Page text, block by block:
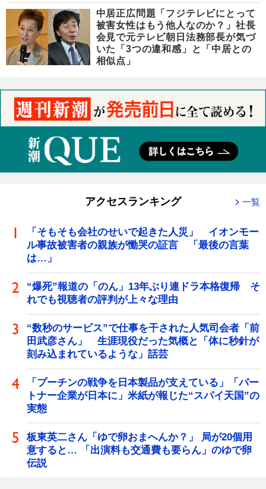
中居正広問題「フジテレビにとって
被害女性はもう他人なのか？」社長
会見で元テレビ朝日法務部長が気づ
いた「3つの違和感」と「中居との
相似点」
アクセスランキング 一覧
「そもそも会社のせいで起きた人災」 イオンモー
ル事故被害者の親族が慟哭の証言 「最後の言葉
は…」
“爆死”報道の「のん」13年ぶり連ドラ本格復帰 そ
れでも視聴者の評判が上々な理由
“数秒のサービス”で仕事を干された人気司会者「前
田武彦さん」 生涯現役だった気概と「体に秒針が
刻み込まれているような」話芸
「プーチンの戦争を日本製品が支えている」「パー
トナー企業が日本に」米紙が報じた“スパイ天国”の
実態
板東英二さん「ゆで卵おまへんか？」 局が20個用
意すると… 「出演料も交通費も要らん」のゆで卵
伝説